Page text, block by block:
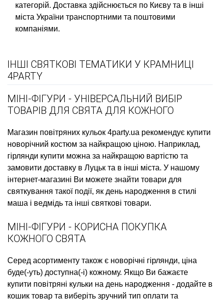
категорій. Доставка здійснюється по Києву та в інші
міста України транспортними та поштовими
компаніями.
ІНШІ СВЯТКОВІ ТЕМАТИКИ У КРАМНИЦІ
4PARTY
МІНІ-ФІГУРИ - УНІВЕРСАЛЬНИЙ ВИБІР
ТОВАРІВ ДЛЯ СВЯТА ДЛЯ КОЖНОГО
Магазин повітряних кульок 4party.ua рекомендує купити
новорічний костюм за найкращою ціною. Наприклад,
гірлянди купити можна за найкращою вартістю та
замовити доставку в Луцьк та в інші міста. У нашому
інтернет-магазині Ви можете знайти товари для
святкування такої події, як день народження в стилі
маша і ведмідь та інші святкові товари.
МІНІ-ФІГУРИ - КОРИСНА ПОКУПКА
КОЖНОГО СВЯТА
Серед асортименту також є новорічні гірлянди, ціна
буде(-уть) доступна(-і) кожному. Якщо Ви бажаєте
купити повітряні кульки на день народження - додайте в
кошик товар та виберіть зручний тип оплати та